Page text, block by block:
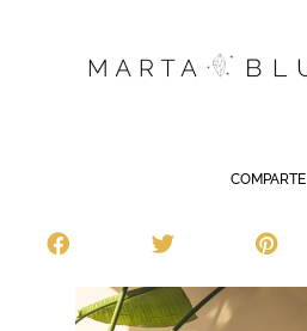
COMPARTE